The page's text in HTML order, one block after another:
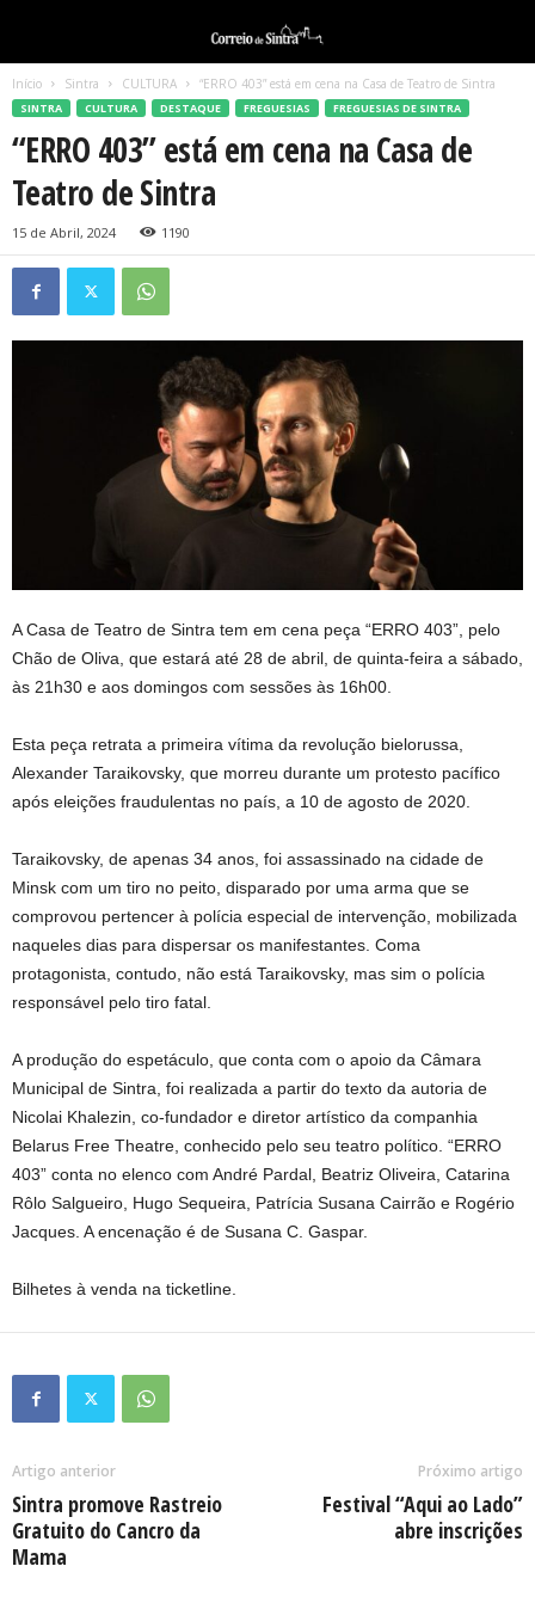
Início Sintra CULTURA “ERRO 403” está em cena na Casa de Teatro de Sintra
SINTRA CULTURA DESTAQUE FREGUESIAS FREGUESIAS DE SINTRA
“ERRO 403” está em cena na Casa de
Teatro de Sintra
15 de Abril, 2024 1190
A Casa de Teatro de Sintra tem em cena peça “ERRO 403”, pelo
Chão de Oliva, que estará até 28 de abril, de quinta-feira a sábado,
às 21h30 e aos domingos com sessões às 16h00.
Esta peça retrata a primeira vítima da revolução bielorussa,
Alexander Taraikovsky, que morreu durante um protesto pacífico
após eleições fraudulentas no país, a 10 de agosto de 2020.
Taraikovsky, de apenas 34 anos, foi assassinado na cidade de
Minsk com um tiro no peito, disparado por uma arma que se
comprovou pertencer à polícia especial de intervenção, mobilizada
naqueles dias para dispersar os manifestantes. Coma
protagonista, contudo, não está Taraikovsky, mas sim o polícia
responsável pelo tiro fatal.
A produção do espetáculo, que conta com o apoio da Câmara
Municipal de Sintra, foi realizada a partir do texto da autoria de
Nicolai Khalezin, co-fundador e diretor artístico da companhia
Belarus Free Theatre, conhecido pelo seu teatro político. “ERRO
403” conta no elenco com André Pardal, Beatriz Oliveira, Catarina
Rôlo Salgueiro, Hugo Sequeira, Patrícia Susana Cairrão e Rogério
Jacques. A encenação é de Susana C. Gaspar.
Bilhetes à venda na ticketline.
Artigo anterior
Sintra promove Rastreio
Gratuito do Cancro da
Mama
Próximo artigo
Festival “Aqui ao Lado”
abre inscrições